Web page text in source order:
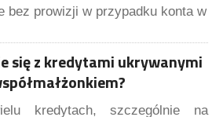
bez prowizji w przypadku konta w
się z kredytami ukrywanymi
kredytach, szczególnie na